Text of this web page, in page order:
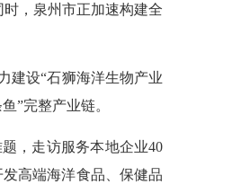
，泉州市正加速构建全
建设“石狮海洋生物产业
”完整产业链。
，走访服务本地企业40
高端海洋食品、保健品